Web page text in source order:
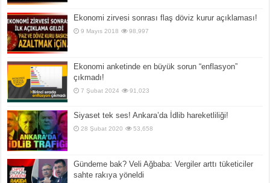
Ekonomi zirvesi sonrası flaş döviz kurur açıklaması!
9 Mayıs 2018 98,997
Ekonomi anketinde en büyük sorun “enflasyon”
çıkmadı!
7 Şubat 2024 91,023
Siyaset tek ses! Ankara’da İdlib hareketliliği!
28 Şubat 2020 53,658
Gündeme bak? Veli Ağbaba: Vergiler arttı tüketiciler
sahte rakıya yöneldi